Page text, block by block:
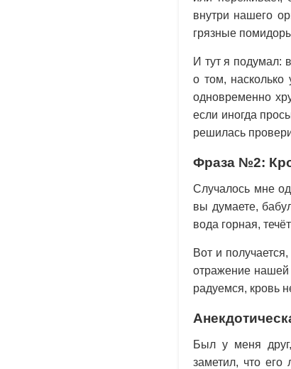
внутри нашего
грязные
И тут я подумал:
о том, насколько
одновременно
если иногда
решилась
Фраза №2:
Случалось мне
вы думаете,
вода горная,
Вот и
отражение
радуемся, кровь
Был у меня
заметил, что